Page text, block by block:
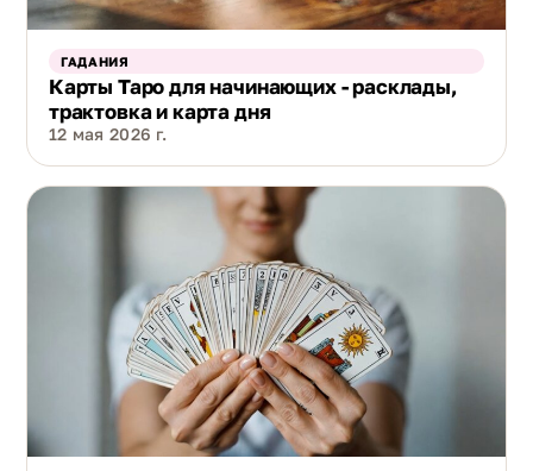
ГАДАНИЯ
Карты Таро для начинающих - расклады,
трактовка и карта дня
12 мая 2026 г.